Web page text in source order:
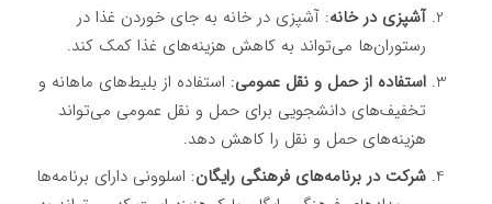
آشپزی در خانه: آشپزی در خانه به جای خوردن غذا در
رستوران‌ها می‌تواند به کاهش هزینه‌های غذا کمک کند.
استفاده از حمل و نقل عمومی: استفاده از بلیط‌های ماهانه و
تخفیف‌های دانشجویی برای حمل و نقل عمومی می‌تواند
هزینه‌های حمل و نقل را کاهش دهد.
شرکت در برنامه‌های فرهنگی رایگان: اسلوونی دارای برنامه‌ها